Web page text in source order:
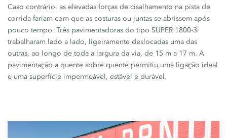
Caso contrário, as elevadas forças de cisalhamento na pista de
corrida fariam com que as costuras ou juntas se abrissem após
pouco tempo. Três pavimentadoras do tipo SUPER 1800‑3i
trabalharam lado a lado, ligeiramente deslocadas uma das
outras, ao longo de toda a largura da via, de 15 m a 17 m. A
pavimentação a quente sobre quente permitiu uma ligação ideal
e uma superfície impermeável, estável e durável.